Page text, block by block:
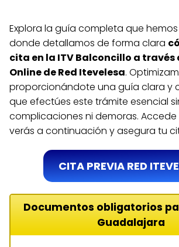
Explora la guía completa que
donde detallamos de forma clara
cita en la ITV Balconcillo a
Online de Red Itevelesa.
proporcionándote una guía clara y
que efectúes este trámite esencial
complicaciones ni demoras.
verás a continuación y asegura tu
CITA PREVIA RED
Documentos obligatorios
Guadalajara